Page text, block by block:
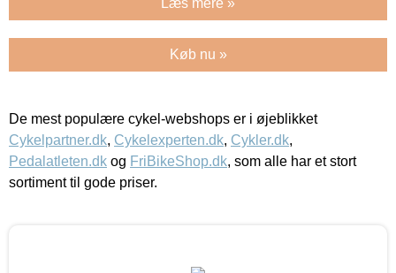
Køb nu »
De mest populære cykel-webshops er i øjeblikket
Cykelpartner.dk, Cykelexperten.dk, Cykler.dk,
Pedalatleten.dk og FriBikeShop.dk, som alle har et stort
sortiment til gode priser.